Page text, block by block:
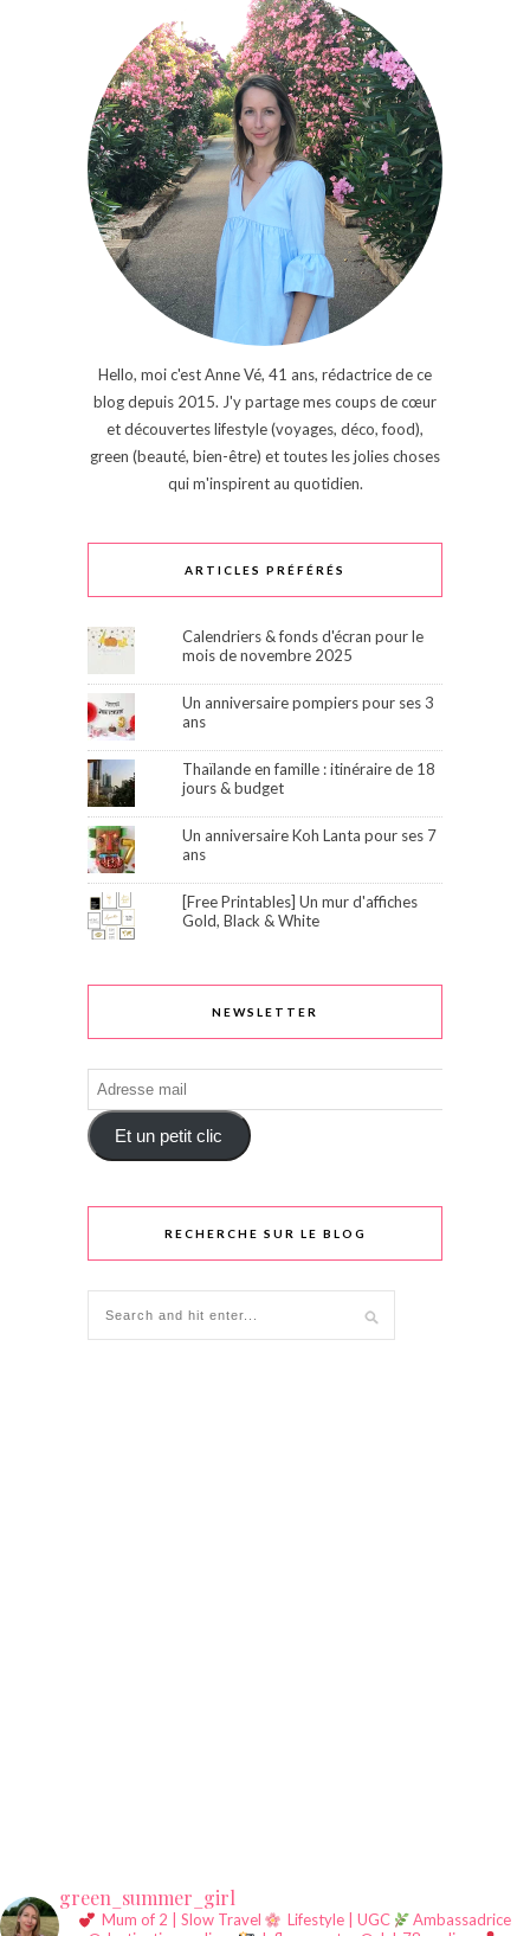
Hello, moi c'est Anne Vé, 41 ans, rédactrice de ce
blog depuis 2015. J'y partage mes coups de cœur
et découvertes lifestyle (voyages, déco, food),
green (beauté, bien-être) et toutes les jolies choses
qui m'inspirent au quotidien.
ARTICLES PRÉFÉRÉS
Calendriers & fonds d'écran pour le
mois de novembre 2025
Un anniversaire pompiers pour ses 3
ans
Thaïlande en famille : itinéraire de 18
jours & budget
Un anniversaire Koh Lanta pour ses 7
ans
[Free Printables] Un mur d'affiches
Gold, Black & White
NEWSLETTER
Adresse
mail
Et un petit clic
RECHERCHE SUR LE BLOG
green_summer_girl
Mum of 2 | Slow Travel Lifestyle | UGC
Ambassadrice